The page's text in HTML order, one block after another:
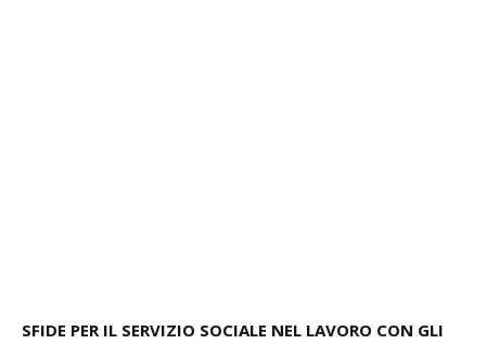
SFIDE PER IL SERVIZIO SOCIALE NEL LAVORO CON GLI